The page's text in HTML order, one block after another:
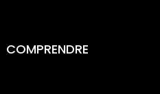
COMPRENDRE